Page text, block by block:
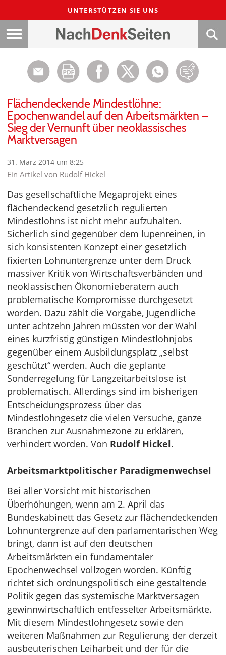
UNTERSTÜTZEN SIE UNS
Flächendeckende Mindestlöhne:
Epochenwandel auf den Arbeitsmärkten –
Sieg der Vernunft über neoklassisches
Marktversagen
31. März 2014 um 8:25
Ein Artikel von Rudolf Hickel
Das gesellschaftliche Megaprojekt eines
flächendeckend gesetzlich regulierten
Mindestlohns ist nicht mehr aufzuhalten.
Sicherlich sind gegenüber dem lupenreinen, in
sich konsistenten Konzept einer gesetzlich
fixierten Lohnuntergrenze unter dem Druck
massiver Kritik von Wirtschaftsverbänden und
neoklassischen Ökonomieberatern auch
problematische Kompromisse durchgesetzt
worden. Dazu zählt die Vorgabe, Jugendliche
unter achtzehn Jahren müssten vor der Wahl
eines kurzfristig günstigen Mindestlohnjobs
gegenüber einem Ausbildungsplatz „selbst
geschützt“ werden. Auch die geplante
Sonderregelung für Langzeitarbeitslose ist
problematisch. Allerdings sind im bisherigen
Entscheidungsprozess über das
Mindestlohngesetz die vielen Versuche, ganze
Branchen zur Ausnahmezone zu erklären,
verhindert worden. Von Rudolf Hickel.
Arbeitsmarktpolitischer Paradigmenwechsel
Bei aller Vorsicht mit historischen
Überhöhungen, wenn am 2. April das
Bundeskabinett das Gesetz zur flächendeckenden
Lohnuntergrenze auf den parlamentarischen Weg
bringt, dann ist auf den deutschen
Arbeitsmärkten ein fundamentaler
Epochenwechsel vollzogen worden. Künftig
richtet sich ordnungspolitisch eine gestaltende
Politik gegen das systemische Marktversagen
gewinnwirtschaftlich entfesselter Arbeitsmärkte.
Mit diesem Mindestlohngesetz sowie den
weiteren Maßnahmen zur Regulierung der derzeit
ausbeuterischen Leiharbeit und der für die